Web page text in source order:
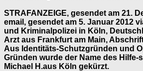
STRAFANZEIGE, gesendet am 21.
email, gesendet am 5. Januar 2012
und Kriminalpolizei in Köln,
Arzt aus Frankfurt am Main,
Aus Identitäts-Schutzgründen und
Gründen wurde der Name des Hilfe-
Michael H.aus Köln gekürzt.